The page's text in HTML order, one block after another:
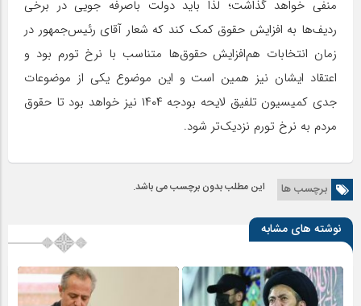
منفی خواهد گذاشت؛ لذا باید دولت باصرفه جویی در برخی
ردیف‌ها به افزایش حقوق کمک کند که شعار آقای رئیس‌جمهور در
زمان انتخابات هم‌افزایش حقوق‌ها متناسب با نرخ تورم بود و
اعتقاد ایشان نیز همین است و این موضوع یکی از موضوعات
جدی کمیسیون تلفیق لایحه بودجه ۱۴۰۴ نیز خواهد بود تا حقوق
مردم به نرخ تورم نزدیک‌تر شود.
برچسب ها این مطلب بدون برچسب می باشد.
نوشته های مشابه